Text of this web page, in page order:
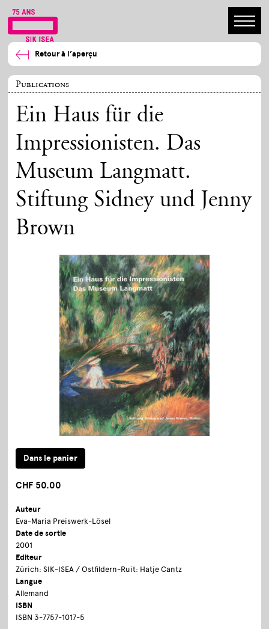
Retour à l’aperçu
Publications
Ein Haus für die
Impressionisten. Das
Museum Langmatt.
Stiftung Sidney und Jenny
Brown
CHF 50.00
Auteur
Eva-Maria Preiswerk-Lösel
Date de sortie
2001
Editeur
Zürich: SIK-ISEA / Ostfildern-Ruit: Hatje Cantz
Langue
Allemand
ISBN
ISBN 3-7757-1017-5